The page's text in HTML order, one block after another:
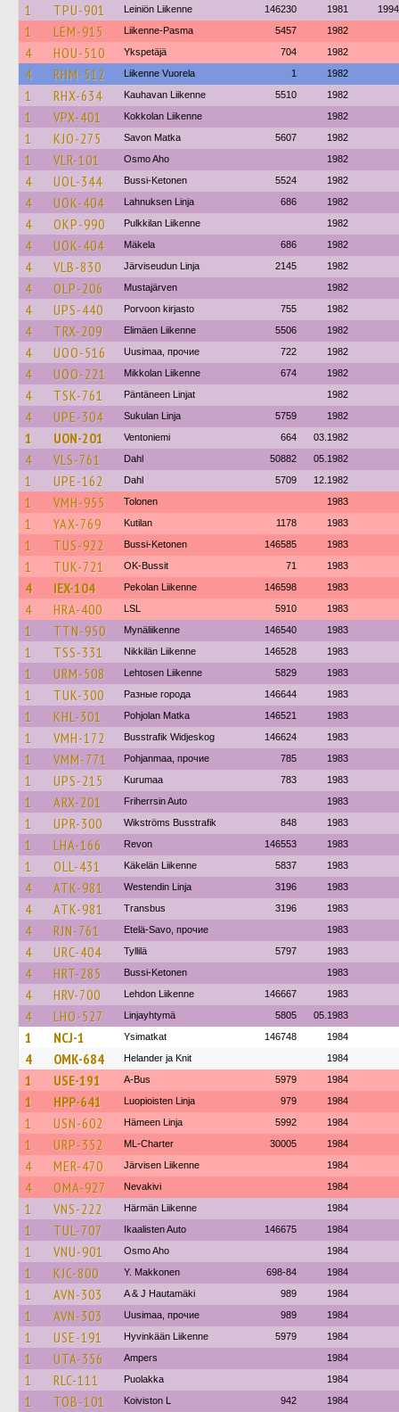
1 TPU-901 Leiniön Liikenne 146230 1981 1994
1 LEM-915 Liikenne-Pasma 5457 1982
4 HOU-510 Ykspetäjä 704 1982
4 RHM-512 Liikenne Vuorela 1 1982
1 RHX-634 Kauhavan Liikenne 5510 1982
1 VPX-401 Kokkolan Liikenne 1982
1 KJO-275 Savon Matka 5607 1982
1 VLR-101 Osmo Aho 1982
4 UOL-344 Bussi-Ketonen 5524 1982
4 UOK-404 Lahnuksen Linja 686 1982
4 OKP-990 Pulkkilan Liikenne 1982
4 UOK-404 Mäkela 686 1982
4 VLB-830 Järviseudun Linja 2145 1982
4 OLP-206 Mustajärven 1982
4 UPS-440 Porvoon kirjasto 755 1982
4 TRX-209 Elimäen Liikenne 5506 1982
4 UOO-516 Uusimaa, прочие 722 1982
4 UOO-221 Mikkolan Liikenne 674 1982
4 TSK-761 Päntäneen Linjat 1982
4 UPE-304 Sukulan Linja 5759 1982
1 UON-201 Ventoniemi 664 03.1982
4 VLS-761 Dahl 50882 05.1982
1 UPE-162 Dahl 5709 12.1982
1 VMH-955 Tolonen 1983
1 YAX-769 Kutilan 1178 1983
1 TUS-922 Bussi-Ketonen 146585 1983
1 TUK-721 OK-Bussit 71 1983
4 IEX-104 Pekolan Liikenne 146598 1983
4 HRA-400 LSL 5910 1983
1 TTN-950 Mynäliikenne 146540 1983
1 TSS-331 Nikkilän Liikenne 146528 1983
1 URM-508 Lehtosen Liikenne 5829 1983
1 TUK-300 Разные города 146644 1983
1 KHL-301 Pohjolan Matka 146521 1983
1 VMH-172 Busstrafik Widjeskog 146624 1983
1 VMM-771 Pohjanmaa, прочие 785 1983
1 UPS-215 Kurumaa 783 1983
1 ARX-201 Friherrsin Auto 1983
1 UPR-300 Wikströms Busstrafik 848 1983
1 LHA-166 Revon 146553 1983
1 OLL-431 Käkelän Liikenne 5837 1983
4 ATK-981 Westendin Linja 3196 1983
4 ATK-981 Transbus 3196 1983
4 RJN-761 Etelä-Savo, прочие 1983
4 URC-404 Tyllilä 5797 1983
4 HRT-285 Bussi-Ketonen 1983
4 HRV-700 Lehdon Liikenne 146667 1983
4 LHO-527 Linjayhtymä 5805 05.1983
1 NCJ-1 Ysimatkat 146748 1984
4 OMK-684 Helander ja Knit 1984
1 USE-191 A-Bus 5979 1984
1 HPP-641 Luopioisten Linja 979 1984
1 USN-602 Hämeen Linja 5992 1984
1 URP-352 ML-Charter 30005 1984
4 MER-470 Järvisen Liikenne 1984
4 OMA-927 Nevakivi 1984
1 VNS-222 Härmän Liikenne 1984
1 TUL-707 Ikaalisten Auto 146675 1984
1 VNU-901 Osmo Aho 1984
1 KJC-800 Y. Makkonen 698-84 1984
1 AVN-303 A & J Hautamäki 989 1984
1 AVN-303 Uusimaa, прочие 989 1984
1 USE-191 Hyvinkään Liikenne 5979 1984
1 UTA-356 Ampers 1984
1 RLC-111 Puolakka 1984
1 TOB-101 Koiviston L 942 1984